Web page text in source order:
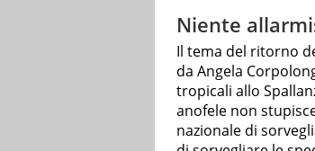
Niente
Il tema del ritorno
da Angela
tropicali allo
anofele non
nazionale di